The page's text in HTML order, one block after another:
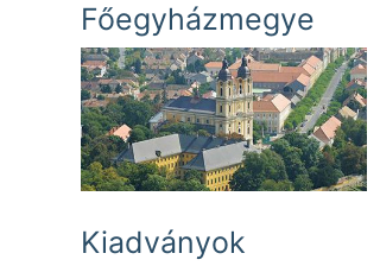
Főegyházmegye
Kiadványok